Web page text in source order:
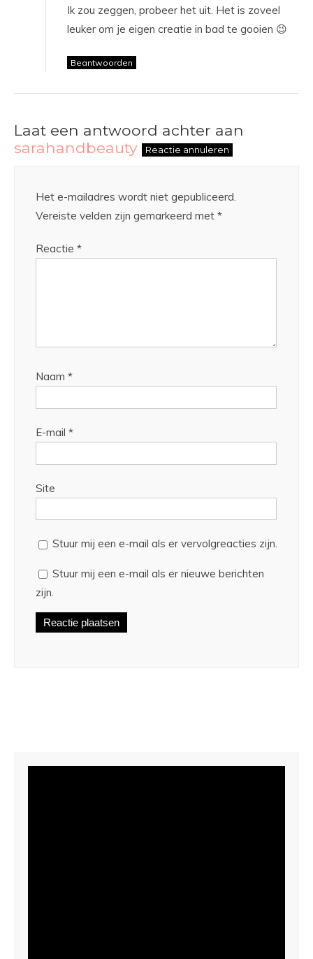
Ik zou zeggen, probeer het uit. Het is zoveel
leuker om je eigen creatie in bad te gooien 😉
Beantwoorden
Laat een antwoord achter aan
sarahandbeauty
Reactie annuleren
Het e-mailadres wordt niet gepubliceerd.
Vereiste velden zijn gemarkeerd met *
Reactie *
Naam *
E-mail *
Site
Stuur mij een e-mail als er vervolgreacties zijn.
Stuur mij een e-mail als er nieuwe berichten
zijn.